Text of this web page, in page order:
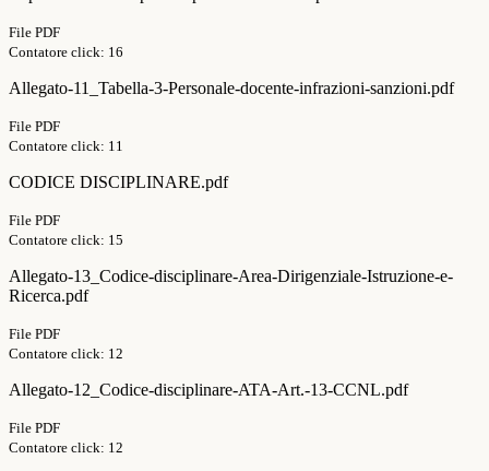
File PDF
Contatore click: 16
Allegato-11_Tabella-3-Personale-docente-infrazioni-sanzioni.pdf
File PDF
Contatore click: 11
CODICE DISCIPLINARE.pdf
File PDF
Contatore click: 15
Allegato-13_Codice-disciplinare-Area-Dirigenziale-Istruzione-e-
Ricerca.pdf
File PDF
Contatore click: 12
Allegato-12_Codice-disciplinare-ATA-Art.-13-CCNL.pdf
File PDF
Contatore click: 12